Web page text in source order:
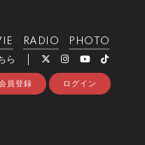
RADIO
PHOTO
ら
員登録 ログイン